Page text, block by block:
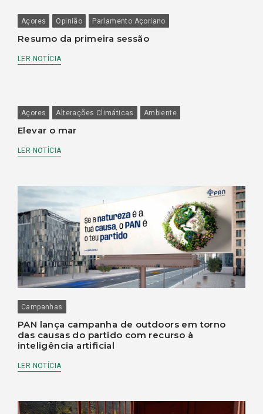
Açores Opinião Parlamento Açoriano
Resumo da primeira sessão
LER NOTÍCIA
Açores Alterações Climáticas Ambiente
Elevar o mar
LER NOTÍCIA
Campanhas
PAN lança campanha de outdoors em torno
das causas do partido com recurso à
inteligência artificial
LER NOTÍCIA